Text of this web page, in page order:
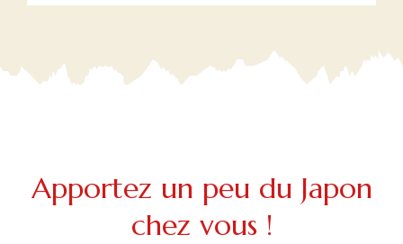
Apportez un peu du Japon
chez vous !